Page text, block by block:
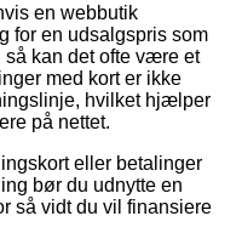
en webbutik
for en udsalgspris som
så kan det ofte være et
med kort er ikke
hvilket hjælper
på nettet.
eller betalinger
bør du udnytte en
så vidt du vil finansiere